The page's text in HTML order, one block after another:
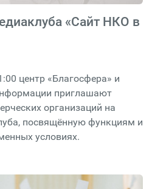
«Сайт НКО в
центр «Благосфера» и
приглашают
организаций на
посвящённую функциям и
условиях.